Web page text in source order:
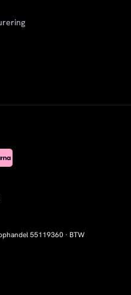
55119360 · BTW